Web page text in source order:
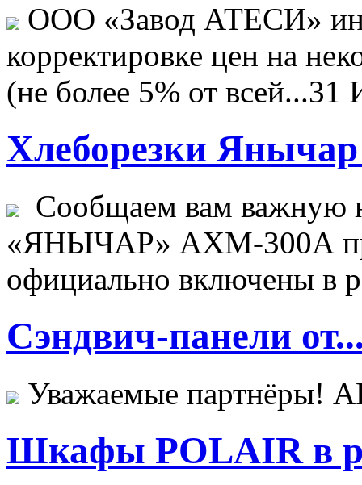
ООО «Завод АТЕСИ»
корректировке цен на
(не более 5% от всей...31
Хлеборезки Янычар
Сообщаем вам важную
«ЯНЫЧАР» АХМ-300А
официально включены в
Сэндвич-панели
Уважаемые
Шкафы POLAIR в